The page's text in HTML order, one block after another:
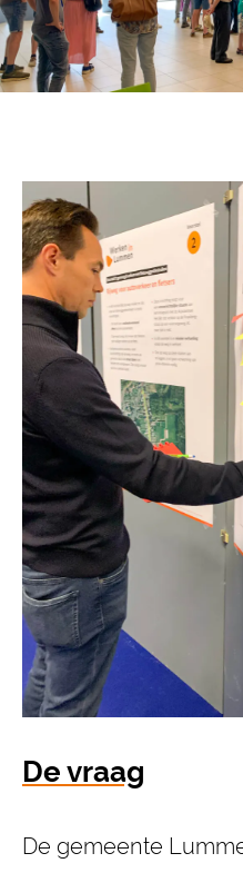
De vraag
De gemeente